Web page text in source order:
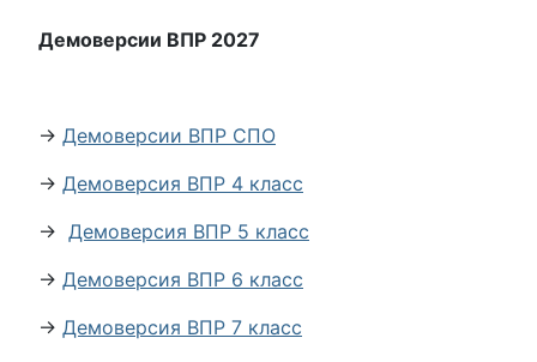
Демоверсии ВПР 2027
→ Демоверсии ВПР СПО
→ Демоверсия ВПР 4 класс
→ Демоверсия ВПР 5 класс
→ Демоверсия ВПР 6 класс
→ Демоверсия ВПР 7 класс